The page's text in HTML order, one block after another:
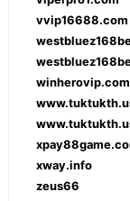
vvip16688.com
winherovip.com
xway.info
zeus66